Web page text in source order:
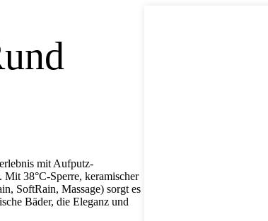
mit Aufputz-
38°C-Sperre, keramischer
SoftRain, Massage) sorgt es
Bäder, die Eleganz und